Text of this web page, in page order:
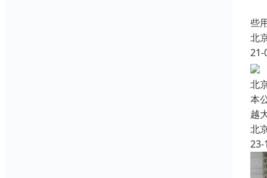
些
北
21-
北
本
越
北
23-